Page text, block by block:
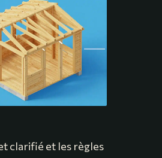
clarifié et les règles